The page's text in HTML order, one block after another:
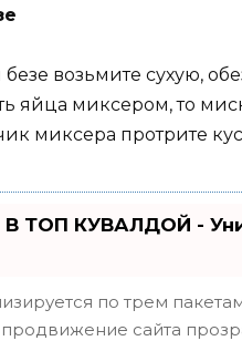
возьмите сухую,
яйца миксером, то
миксера протрите
В ТОП КУВАЛДОЙ -
по трем
сайта